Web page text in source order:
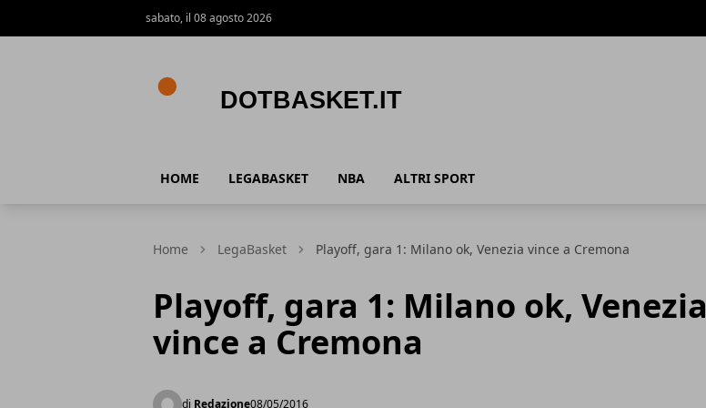
sabato, il 08 agosto 2026
HOME LEGABASKET NBA ALTRI SPORT
Home LegaBasket Playoff, gara 1: Milano ok, Venezia vince a Cremona
Playoff, gara 1: Milano ok, Venezia
vince a Cremona
di Redazione08/05/2016